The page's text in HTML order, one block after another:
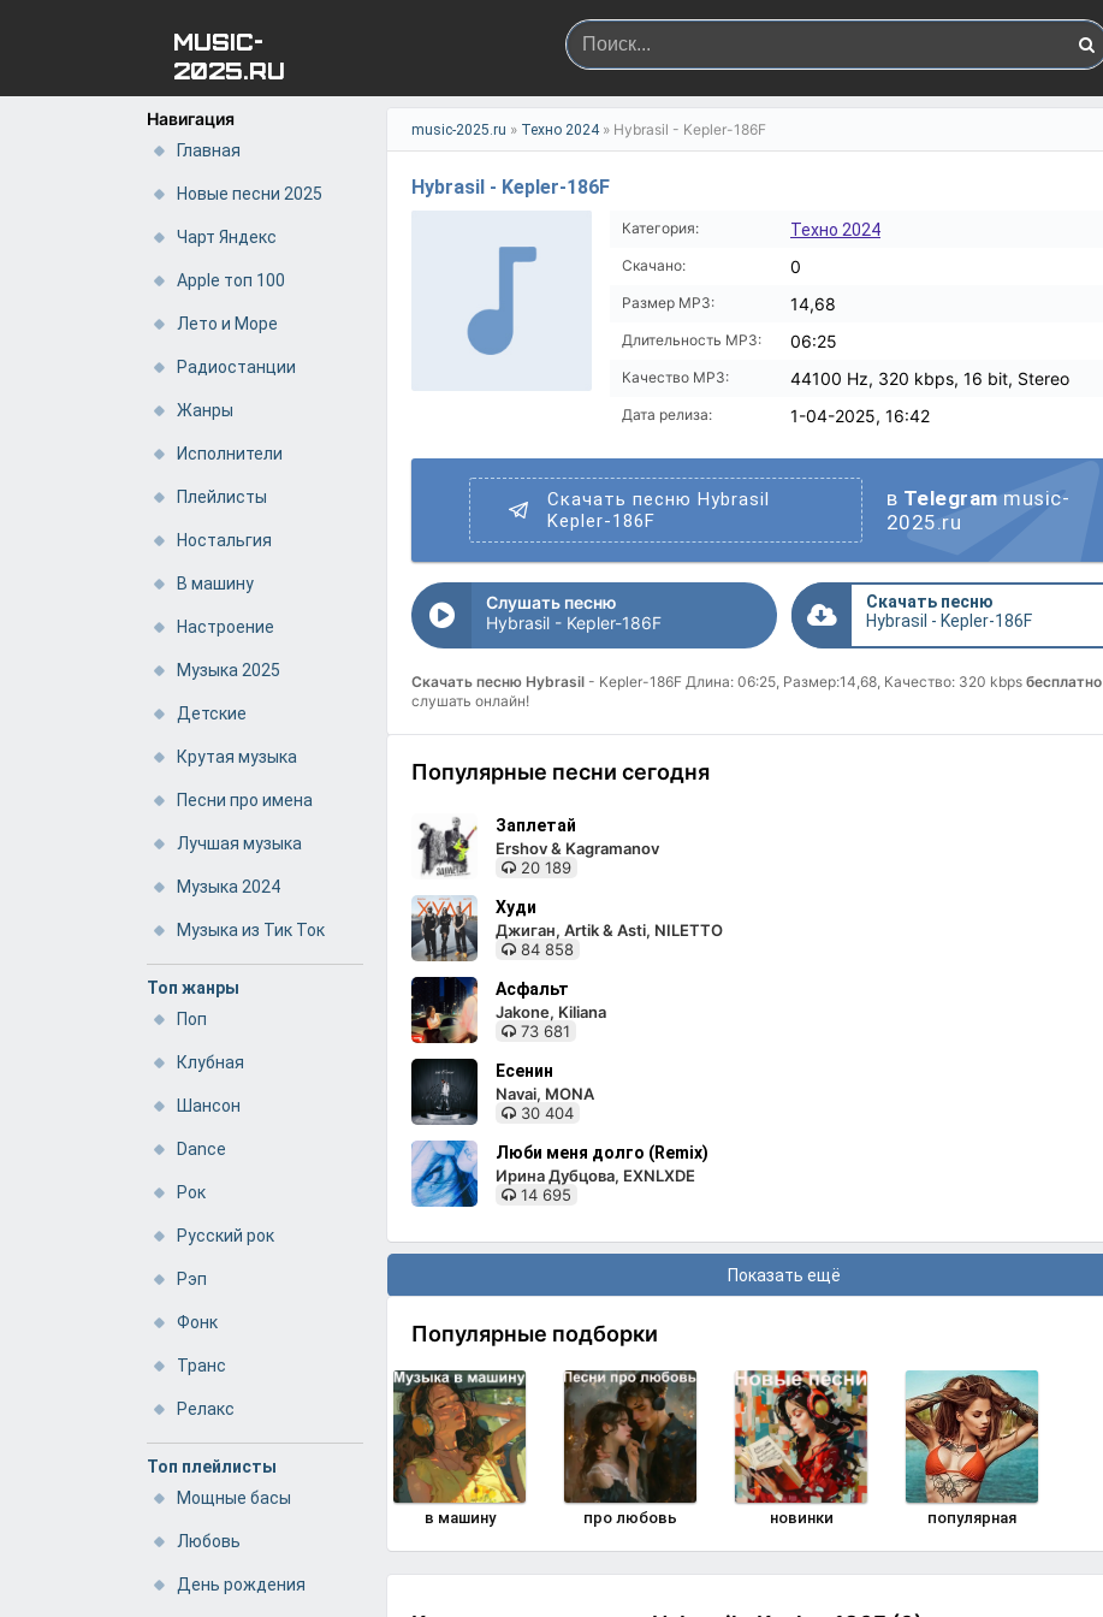
MUSIC-
2025.RU
Навигация
Главная
Новые песни 2025
Чарт Яндекс
Apple топ 100
Лето и Море
Радиостанции
Жанры
Исполнители
Плейлисты
Ностальгия
В машину
Настроение
Музыка 2025
Детские
Крутая музыка
Песни про имена
Лучшая музыка
Музыка 2024
Музыка из Тик Ток
Топ жанры
Поп
Клубная
Шансон
Dance
Рок
Русский рок
Рэп
Фонк
Транс
Релакс
Топ плейлисты
Мощные басы
Любовь
День рождения
music-2025.ru » Техно 2024» Hybrasil - Kepler-186F
Hybrasil - Kepler-186F
Категория: Техно 2024
Скачано: 0
Размер MP3: 14,68
Длительность MP3: 06:25
Качество MP3: 44100 Hz, 320 kbps, 16 bit, Stereo
Дата релиза: 1-04-2025, 16:42
Скачать песню Hybrasil
Kepler-186F
в Telegram music-
2025.ru
Слушать песню
Hybrasil - Kepler-186F
Скачать песню
Hybrasil - Kepler-186F
Скачать песню Hybrasil - Kepler-186F Длина: 06:25, Размер:14,68, Качество: 320 kbps бесплатно
слушать онлайн!
Популярные песни сегодня
Заплетай
Ershov & Kagramanov
20 189
Худи
Джиган, Artik & Asti, NILETTO
84 858
Асфальт
Jakone, Kiliana
73 681
Есенин
Navai, MONA
30 404
Люби меня долго (Remix)
Ирина Дубцова, EXNLXDE
14 695
Показать ещё
Популярные подборки
в машину про любовь новинки популярная